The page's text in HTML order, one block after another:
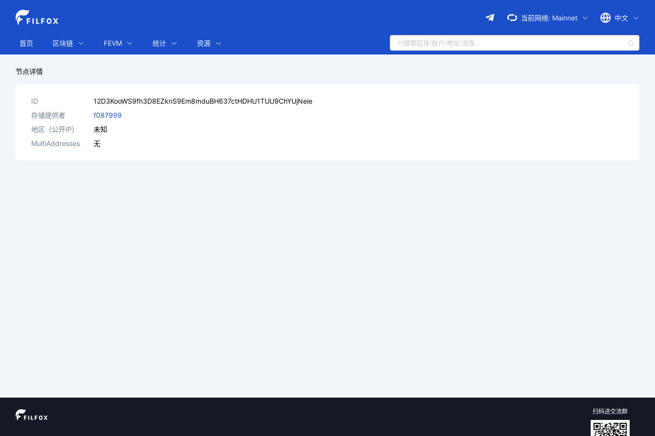
当前网络: Mainnet 中文
首页 区块链 FEVM 统计 资源
节点详情
ID
12D3KooWS9fh3D8EZknS9Em8mduBH637ctHDHU1TUU9ChYUjNeie
存储提供者
f087999
地区（公开IP）
未知
MultiAddresses
无
扫码进交流群